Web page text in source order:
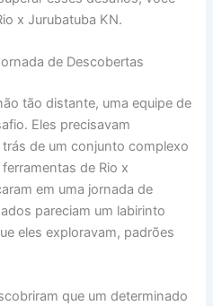
x Jurubatuba KN.
de Descobertas
tão distante, uma equipe de
Eles precisavam
de um conjunto complexo
de Rio x
em uma jornada de
pareciam um labirinto
eles exploravam, padrões
que um determinado